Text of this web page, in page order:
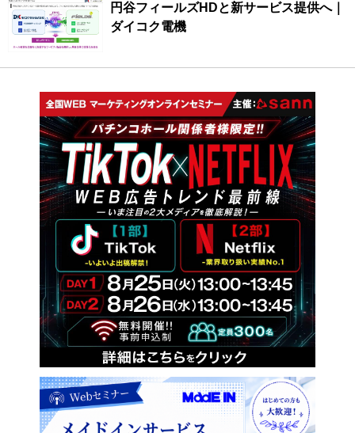
円谷フィールズHDと新サービス提供へ｜
ダイコク電機